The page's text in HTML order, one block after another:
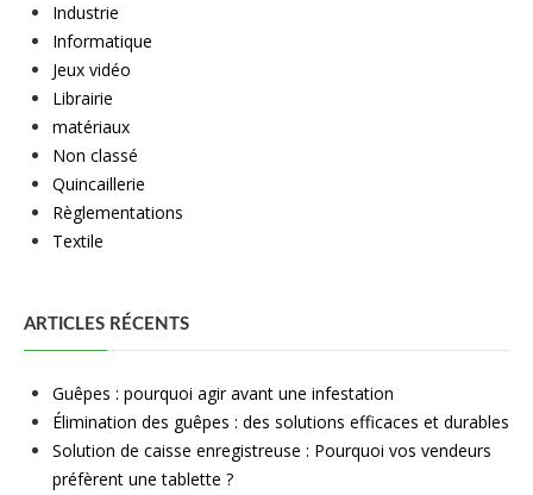
Industrie
Informatique
Jeux vidéo
Librairie
matériaux
Non classé
Quincaillerie
Règlementations
Textile
ARTICLES RÉCENTS
Guêpes : pourquoi agir avant une infestation
Élimination des guêpes : des solutions efficaces et durables
Solution de caisse enregistreuse : Pourquoi vos vendeurs
préfèrent une tablette ?